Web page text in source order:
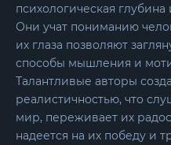
психологическая
Они учат пониманию
их глаза позволяют
способы мышления и
Талантливые авторы
реалистичностью, что
мир, переживает их
надеется на их победу и